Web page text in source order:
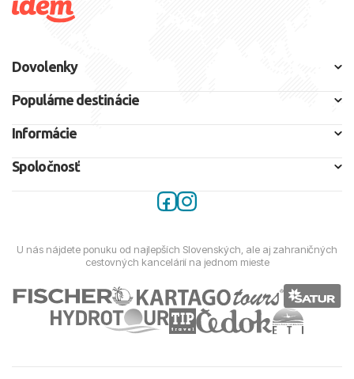
Dovolenky
Populárne destinácie
Informácie
Spoločnosť
U nás nájdete ponuku od najlepších Slovenských, ale aj zahraničných
cestovných kancelárií na jednom mieste